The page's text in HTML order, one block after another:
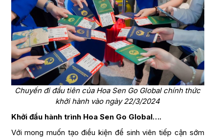
Chuyến đi đầu tiên của Hoa Sen Go Global chính thức
khởi hành vào ngày 22/3/2024
Khởi đầu hành trình Hoa Sen Go Global….
Với mong muốn tạo điều kiện để sinh viên tiếp cận sớm